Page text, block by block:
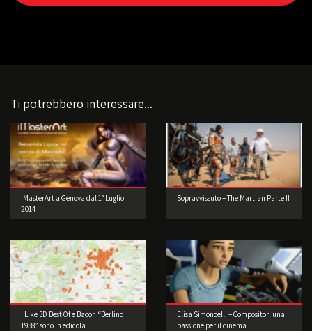
Ti potrebbero interessare...
iMasterArt a Genova dal 1° Luglio
2014
Sopravvissuto – The Martian Parte II
I Like 3D Best Of e Bacon “Berlino
1938” sono in edicola
Elisa Simoncelli – Compositor: una
passione per il cinema